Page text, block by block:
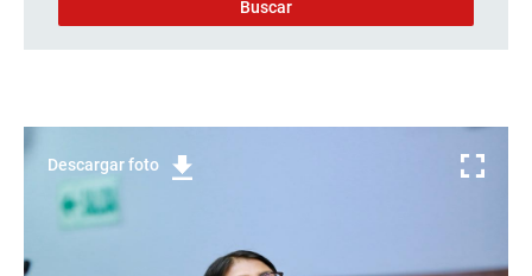
Descargar foto